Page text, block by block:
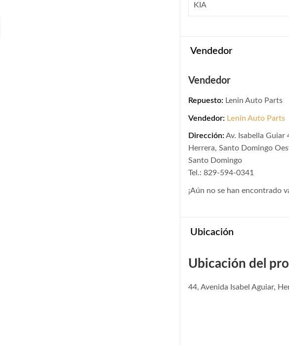
KIA
Vendedor
Vendedor
Repuesto: Lenin Auto Parts
Vendedor: Lenin Auto Parts
Dirección: Av. Isabella Guiar
Herrera, Santo Domingo
Santo Domingo
Tel.: 829-594-0341
¡Aún no se han encontrado
Ubicación
Ubicación del
44, Avenida Isabel Aguiar,